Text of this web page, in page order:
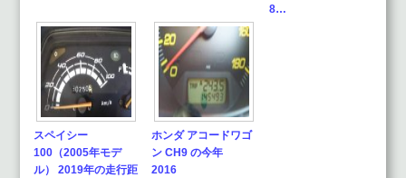
8…
スペイシー
100（2005年モデ
ル） 2019年の走行距
ホンダ アコードワゴ
ン CH9 の今年
2016